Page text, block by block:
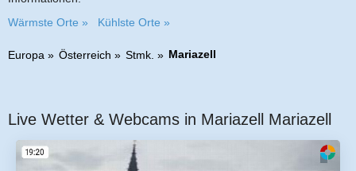
Wärmste Orte »
Kühlste Orte »
Europa Österreich Stmk. Mariazell
Live Wetter & Webcams in Mariazell Mariazell